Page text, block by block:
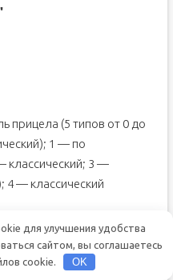
прицела (5 типов от 0 до
1 — по
классический; 3 —
4 — классический
прицела.
прицела.
между рисок и
для улучшения удобства
сайтом, вы соглашаетесь
cookie.
OK